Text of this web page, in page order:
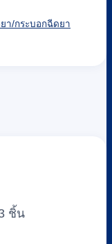
า/กระบอกฉีดยา
ชิ้น